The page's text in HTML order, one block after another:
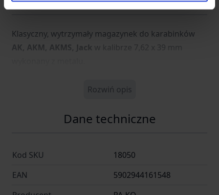
Klasyczny, wytrzymały magazynek do karabinków
AK, AKM, AKMS, Jack w kalibrze 7,62 x 39 mm
Rozwiń opis
Dane techniczne
Kod SKU
18050
EAN
5902944161548